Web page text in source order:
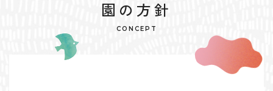
園の方針
CONCEPT